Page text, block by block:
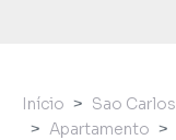
Início Sao Carlos
Apartamento